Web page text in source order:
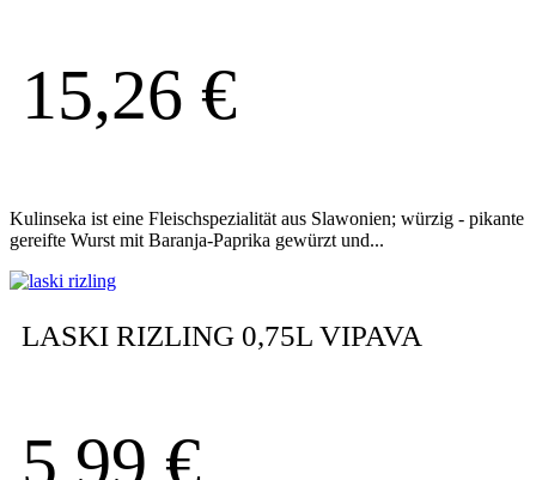
15,26 €
Kulinseka ist eine Fleischspezialität aus Slawonien; würzig - pikante
gereifte Wurst mit Baranja-Paprika gewürzt und...
LASKI RIZLING 0,75L VIPAVA
5,99 €